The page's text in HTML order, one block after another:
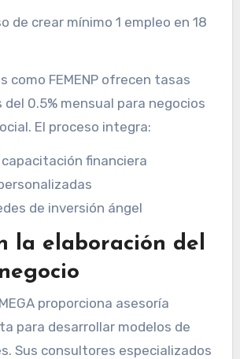
de crear mínimo 1 empleo en 18
como FEMENP ofrecen tasas
0.5% mensual para negocios
El proceso integra:
capacitación financiera
de inversión ángel
la elaboración del
proporciona asesoría
para desarrollar modelos de
Sus consultores especializados